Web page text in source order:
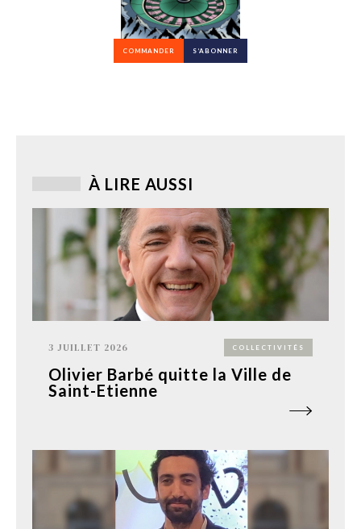
COMMANDER S’ABONNER
À LIRE AUSSI
3 JUILLET 2026 COLLECTIVITÉS
Olivier Barbé quitte la Ville de
Saint-Etienne